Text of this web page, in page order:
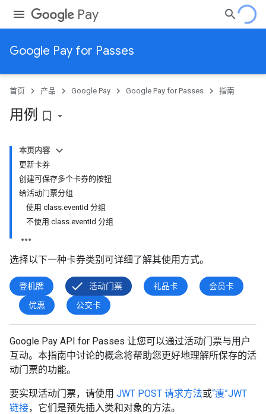
Pay
Google Pay for Passes
首页 产品 Google Pay Google Pay for Passes 指南
用例 bookmark_border
本页内容
更新卡券
创建可保存多个卡券的按钮
给活动门票分组
使用 class.eventId 分组
不使用 class.eventId 分组
选择以下一种卡券类别可详细了解其使用方式。
登机牌 活动门票 礼品卡
会员卡
优惠
公交卡
Google Pay API for Passes 让您可以通过活动门票与用户
互动。本指南中讨论的概念将帮助您更好地理解所保存的活
动门票的功能。
要实现活动门票，请使用 JWT POST 请求方法或“瘦”JWT
链接，它们是预先插入类和对象的方法。